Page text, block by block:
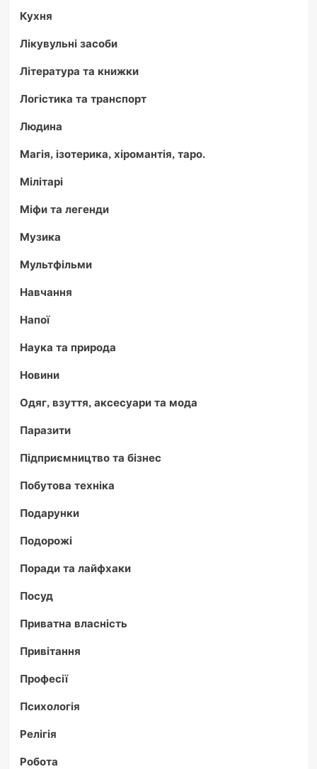
Кухня
Лікувульні засоби
Література та книжки
Логістика та транспорт
Людина
Магія, ізотерика, хіромантія, таро.
Мілітарі
Міфи та легенди
Музика
Мультфільми
Навчання
Напої
Наука та природа
Новини
Одяг, взуття, аксесуари та мода
Паразити
Підприємництво та бізнес
Побутова техніка
Подарунки
Подорожі
Поради та лайфхаки
Посуд
Приватна власність
Привітання
Професії
Психологія
Релігія
Робота